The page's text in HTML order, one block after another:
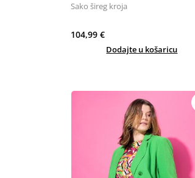
Sako šireg kroja
104,99 €
Dodajte u košaricu